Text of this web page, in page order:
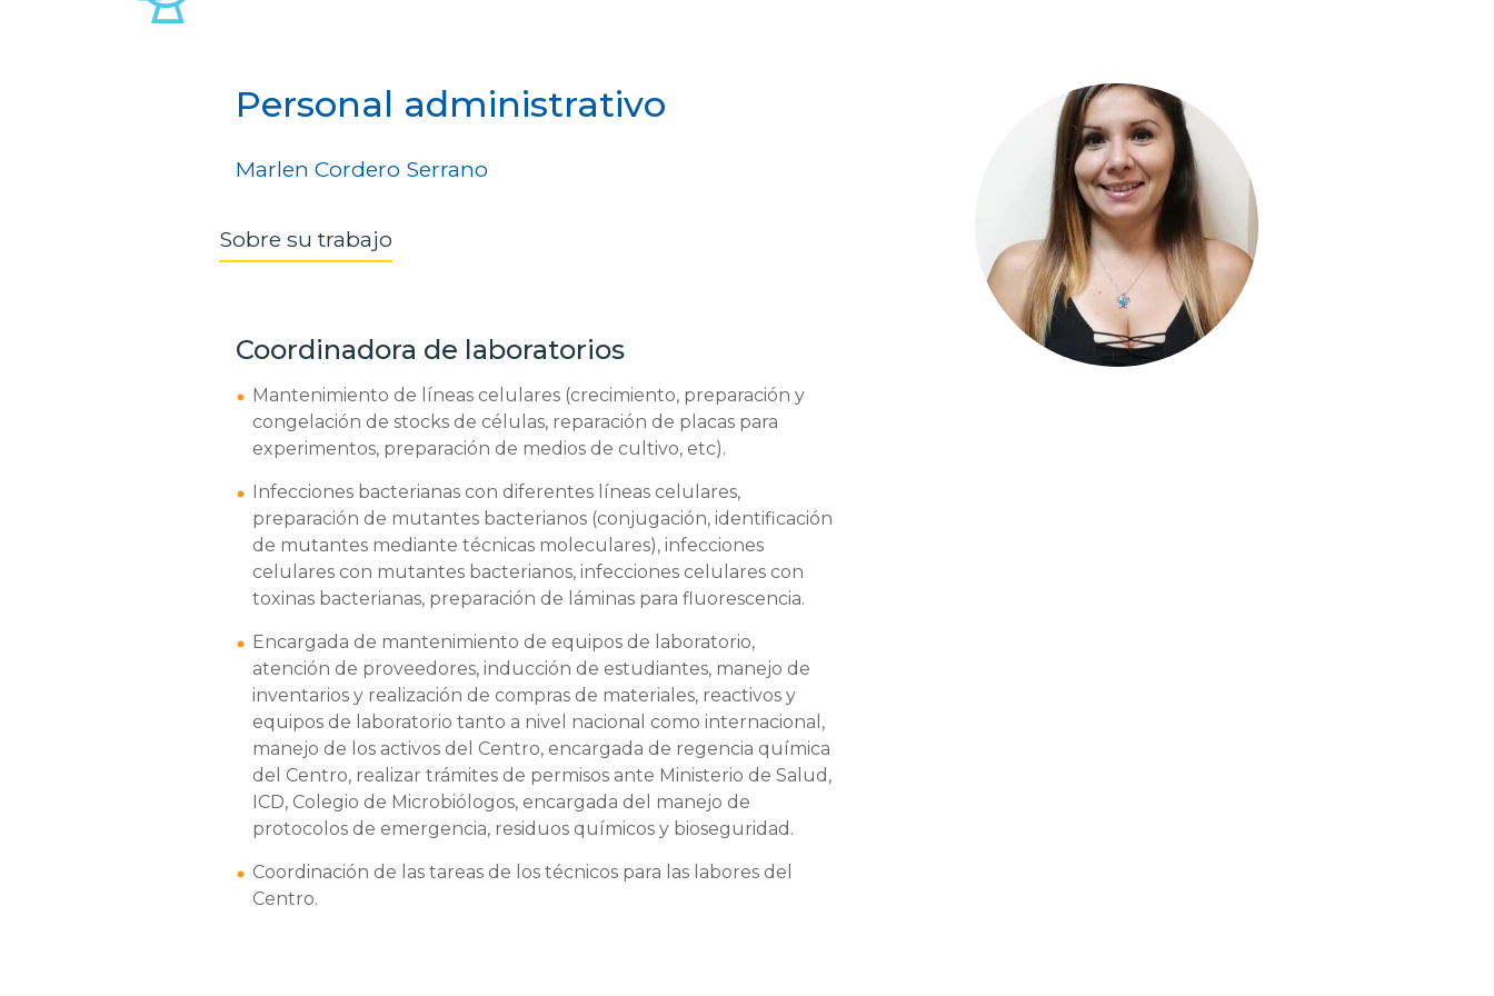
Personal administrativo
Marlen Cordero Serrano
Sobre su trabajo
Coordinadora de laboratorios
Mantenimiento de líneas celulares (crecimiento, preparación y
congelación de stocks de células, reparación de placas para
experimentos, preparación de medios de cultivo, etc).
Infecciones bacterianas con diferentes líneas celulares,
preparación de mutantes bacterianos (conjugación, identificación
de mutantes mediante técnicas moleculares), infecciones
celulares con mutantes bacterianos, infecciones celulares con
toxinas bacterianas, preparación de láminas para fluorescencia.
Encargada de mantenimiento de equipos de laboratorio,
atención de proveedores, inducción de estudiantes, manejo de
inventarios y realización de compras de materiales, reactivos y
equipos de laboratorio tanto a nivel nacional como internacional,
manejo de los activos del Centro, encargada de regencia química
del Centro, realizar trámites de permisos ante Ministerio de Salud,
ICD, Colegio de Microbiólogos, encargada del manejo de
protocolos de emergencia, residuos químicos y bioseguridad.
Coordinación de las tareas de los técnicos para las labores del
Centro.